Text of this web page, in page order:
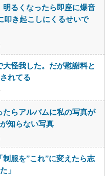
るくなったら即座に爆音
叩き起こしにくるせいで
怪我した。だが慰謝料と
れてる
らアルバムに私の写真が
知らない写真
制服を”これ”に変えたら志
」